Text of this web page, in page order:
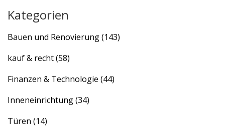
Kategorien
Bauen und Renovierung(143)
kauf & recht(58)
Finanzen & Technologie (44)
Inneneinrichtung(34)
Türen (14)